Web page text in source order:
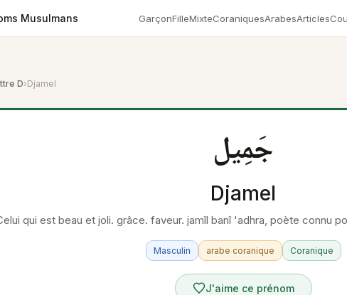
Musulmans GarçonFilleMixteCoraniquesArabesArticles
D›Djamel
جَمِيل
Djamel
qui est beau et joli. grâce. faveur. jamîl banî 'adhra, poète connu
Masculin arabe coranique Coranique
J'aime ce prénom